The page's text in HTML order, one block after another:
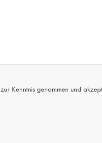
zur Kenntnis genommen und